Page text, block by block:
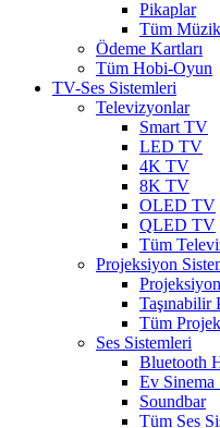
Pikaplar
Tüm
Ödeme Kartları
Tüm Hobi-Oyun
TV-Ses Sistemleri
Televizyonlar
Smart TV
LED TV
4K TV
8K TV
OLED TV
QLED TV
Tüm
Projeksiyon
Taşınabilir
Tüm
Ses Sistemleri
Bluetooth
Ev Sinema
Soundbar
Tüm Ses